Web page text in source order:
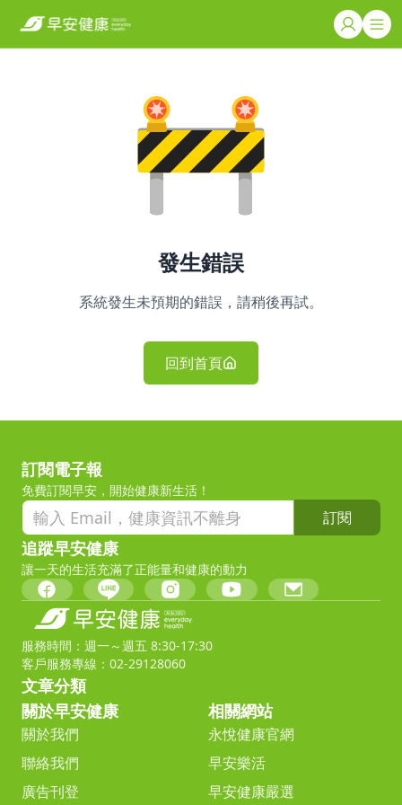
發生錯誤
系統發生未預期的錯誤，請稍後再試。
回到首頁
訂閱電子報
免費訂閱早安，開始健康新生活！
訂閱
追蹤早安健康
讓一天的生活充滿了正能量和健康的動力
服務時間：週一～週五 8:30-17:30
客戶服務專線：02-29128060
文章分類
關於早安健康
關於我們
聯絡我們
廣告刊登
相關網站
永悅健康官網
早安樂活
早安健康嚴選